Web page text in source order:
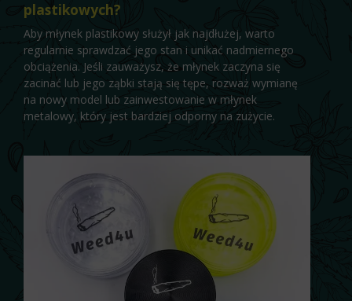
plastikowych?
Aby młynek plastikowy służył jak najdłużej, warto
regularnie sprawdzać jego stan i unikać nadmiernego
obciążenia. Jeśli zauważysz, że młynek zaczyna się
zacinać lub jego ząbki stają się tępe, rozważ wymianę
na nowy model lub zainwestowanie w młynek
metalowy, który jest bardziej odporny na zużycie.